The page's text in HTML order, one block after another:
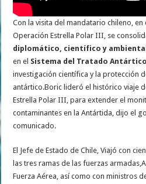
Con la visita del mandatario chileno,
Operación Estrella Polar III, se
diplomático, científico y ambiental
en el Sistema del Tratado Antártico
investigación científica y la protección
antártico.Boric lideró el histórico viaje
Estrella Polar III, para extender el
contaminantes en la Antártida, dijo el
comunicado.
El Jefe de Estado de Chile, Viajó con
las tres ramas de las fuerzas
Fuerza Aérea, así como con ministros